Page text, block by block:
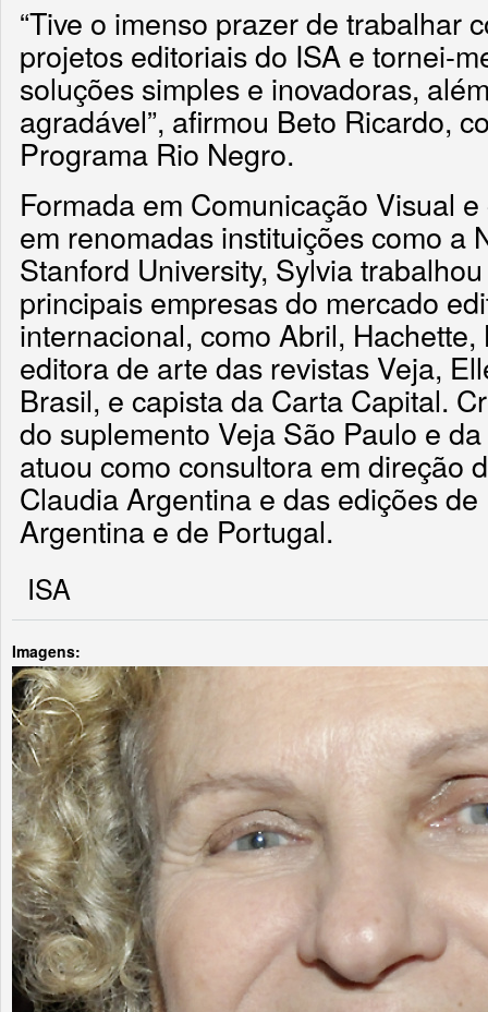
“Tive o imenso prazer de trabalhar
projetos editoriais do ISA e tornei-
soluções simples e inovadoras,
agradável”, afirmou Beto Ricardo,
Programa Rio Negro.
Formada em Comunicação Visual
em renomadas instituições como a
Stanford University, Sylvia
principais empresas do mercado
internacional, como Abril,
editora de arte das revistas Veja,
Brasil, e capista da Carta Capital.
do suplemento Veja São Paulo e
atuou como consultora em direção
Claudia Argentina e das edições
Argentina e de Portugal.
ISA
Imagens: